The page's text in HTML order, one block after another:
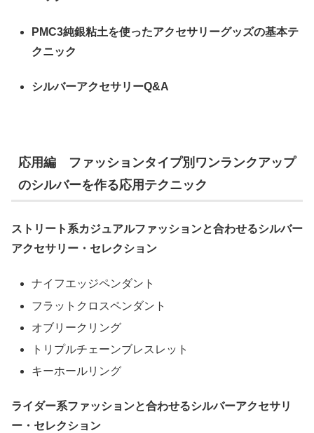
PMC3純銀粘土を使ったアクセサリーグッズの基本テ
クニック
シルバーアクセサリーQ&A
応用編 ファッションタイプ別ワンランクアップ
のシルバーを作る応用テクニック
ストリート系カジュアルファッションと合わせるシルバー
アクセサリー・セレクション
ナイフエッジペンダント
フラットクロスペンダント
オブリークリング
トリプルチェーンブレスレット
キーホールリング
ライダー系ファッションと合わせるシルバーアクセサリ
ー・セレクション